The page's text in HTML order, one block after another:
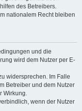
des Betreibers.
nationalem Recht bleiben
und die
wird dem Nutzer per E-
widersprechen. Im Falle
Betreiber und dem Nutzer
Wirkung.
wenn der Nutzer